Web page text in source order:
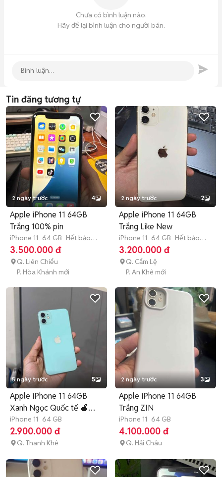
Chưa có bình luận nào.
Hãy để lại bình luận cho người bán.
Tin đăng tương tự
2 ngày trước 4
Apple iPhone 11 64GB
Trắng 100% pin
iPhone 11 64 GB Hết bảo
hành
3.500.000 đ
Q. Liên Chiểu
P. Hòa Khánh mới
2 ngày trước 2
Apple iPhone 11 64GB
Trắng Like New
iPhone 11 64 GB Hết bảo
hành
3.200.000 đ
Q. Cẩm Lệ
P. An Khê mới
5 ngày trước 5
Apple iPhone 11 64GB
Xanh Ngọc Quốc tế 🍎🍎
🍎
iPhone 11 64 GB
2.900.000 đ
Q. Thanh Khê
2 ngày trước 3
Apple iPhone 11 64GB
Trắng ZIN
iPhone 11 64 GB
4.100.000 đ
Q. Hải Châu